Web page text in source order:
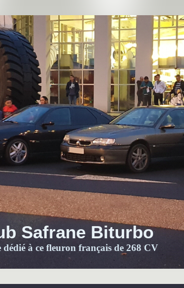
Safrane Biturbo
dédié à ce fleuron français de 268 CV